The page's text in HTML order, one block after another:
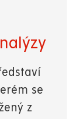
se
z